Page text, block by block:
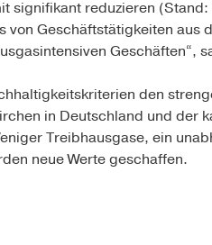
signifikant reduzieren
Geschäftstätigkeiten aus
Geschäften“,
den
in Deutschland und der
Treibhausgase, ein
neue Werte geschaffen.